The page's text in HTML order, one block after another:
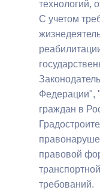
технологий,
С учетом
Федерации",
граждан в
правовой
требований.